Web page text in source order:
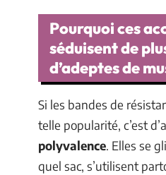
Pourquoi ces
séduisent de
d’adeptes de
Si les bandes de
telle popularité, c’est
polyvalence. Elles se
quel sac, s’utilisent